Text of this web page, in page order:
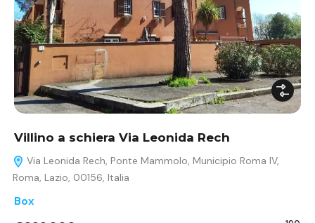
Villino a schiera Via Leonida Rech
Via Leonida Rech, Ponte Mammolo, Municipio Roma IV,
Roma, Lazio, 00156, Italia
Box